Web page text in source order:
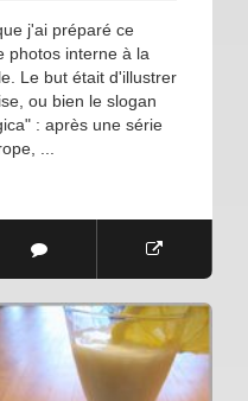
j'ai préparé ce
photos interne à la
Le but était d'illustrer
ou bien le slogan
: après une série
...